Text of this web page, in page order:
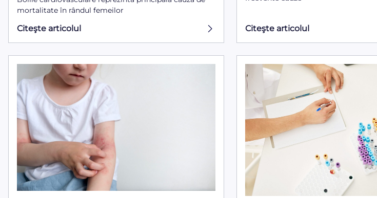
mortalitate în rândul femeilor
Citeşte articolul Citeşte articolul